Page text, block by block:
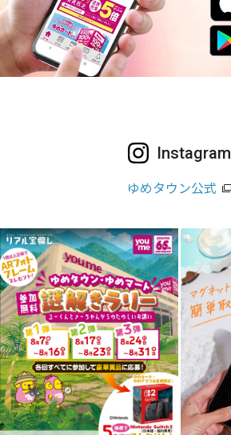
Instagram
ゆめタウン公式